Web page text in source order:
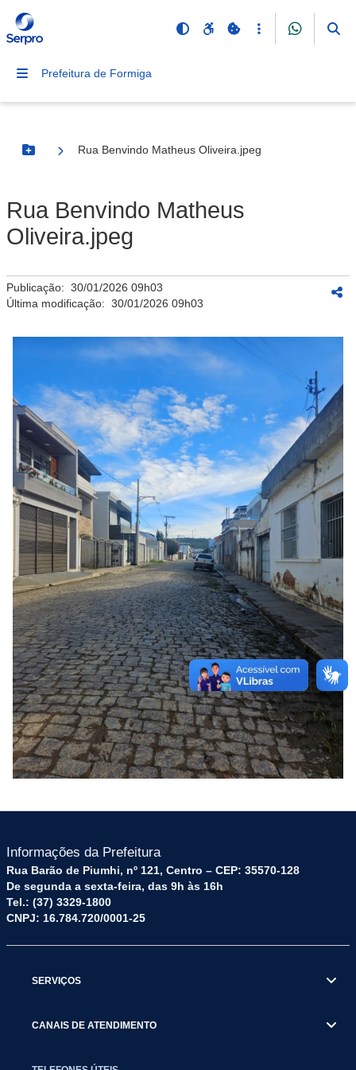
Prefeitura de Formiga
Botão Menu
Rua Benvindo Matheus Oliveira.jpeg
Rua Benvindo Matheus
Oliveira.jpeg
Publicação: 30/01/2026 09h03
Última modificação: 30/01/2026 09h03
Informações da Prefeitura
Rua Barão de Piumhi, nº 121, Centro – CEP: 35570-128
De segunda a sexta-feira, das 9h às 16h
Tel.: (37) 3329-1800
CNPJ: 16.784.720/0001-25
SERVIÇOS
CANAIS DE ATENDIMENTO